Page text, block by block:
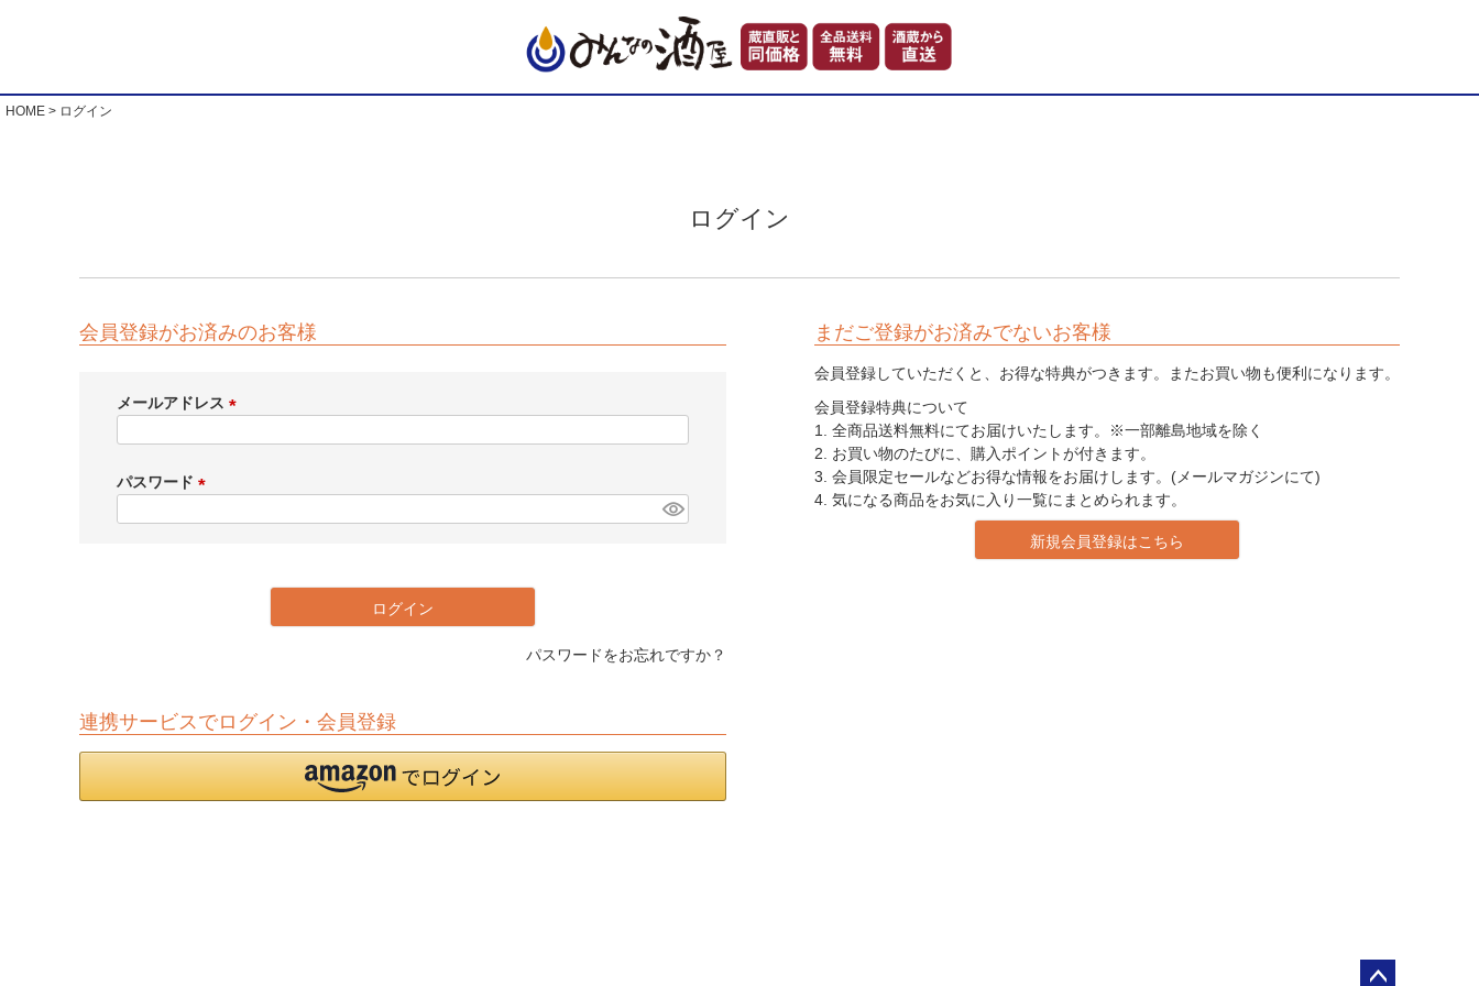
HOME ログイン
ログイン
会員登録がお済みのお客様
メールアドレス
)
パスワード
ログイン
パスワードをお忘れですか？
連携サービスでログイン・会員登録
まだご登録がお済みでないお客様
会員登録していただくと、お得な特典がつきます。またお買い物も便利になります。
会員登録特典について
1. 全商品送料無料にてお届けいたします。※一部離島地域を除く
2. お買い物のたびに、購入ポイントが付きます。
3. 会員限定セールなどお得な情報をお届けします。(メールマガジンにて)
4. 気になる商品をお気に入り一覧にまとめられます。
新規会員登録はこちら